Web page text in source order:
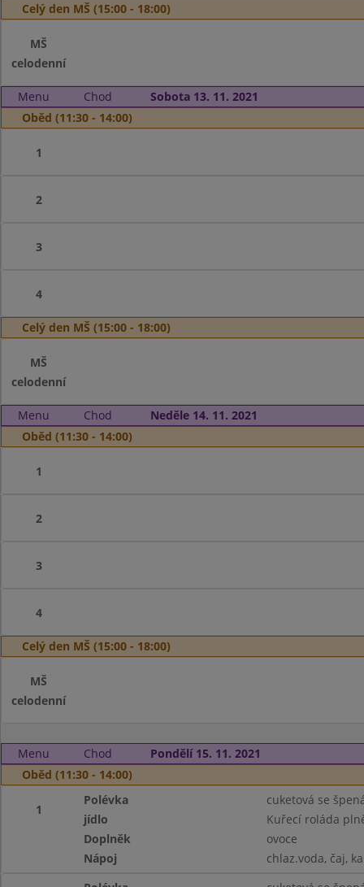
Celý den MŠ (15:00 - 18:00)
MŠ
celodenní
Menu Chod
Sobota 13. 11. 2021
Oběd (11:30 - 14:00)
1
2
3
4
Celý den MŠ (15:00 - 18:00)
MŠ
celodenní
Menu Chod
Neděle 14. 11. 2021
Oběd (11:30 - 14:00)
1
2
3
4
Celý den MŠ (15:00 - 18:00)
MŠ
celodenní
Menu Chod
Pondělí 15. 11. 2021
Oběd (11:30 - 14:00)
1
Polévka
cuketová se
jídlo
Kuřecí roláda
Doplněk
ovoce
Nápoj
chlaz.voda, čaj,